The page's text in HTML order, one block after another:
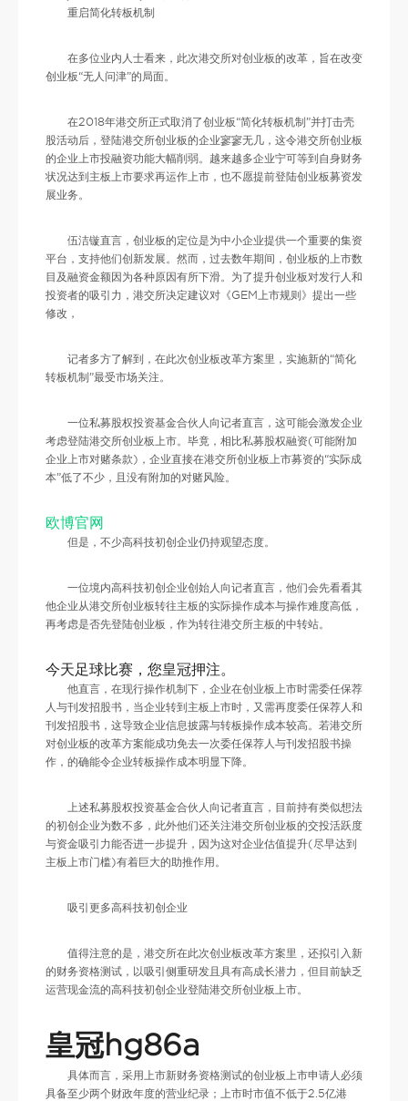
重启简化转板机制
在多位业内人士看来，此次港交所对创业板的改革，旨在改变
创业板“无人问津”的局面。
在2018年港交所正式取消了创业板“简化转板机制”并打击壳
股活动后，登陆港交所创业板的企业寥寥无几，这令港交所创业板
的企业上市投融资功能大幅削弱。越来越多企业宁可等到自身财务
状况达到主板上市要求再运作上市，也不愿提前登陆创业板募资发
展业务。
伍洁镟直言，创业板的定位是为中小企业提供一个重要的集资
平台，支持他们创新发展。然而，过去数年期间，创业板的上市数
目及融资金额因为各种原因有所下滑。为了提升创业板对发行人和
投资者的吸引力，港交所决定建议对《GEM上市规则》提出一些
修改，
记者多方了解到，在此次创业板改革方案里，实施新的“简化
转板机制”最受市场关注。
一位私募股权投资基金合伙人向记者直言，这可能会激发企业
考虑登陆港交所创业板上市。毕竟，相比私募股权融资(可能附加
企业上市对赌条款)，企业直接在港交所创业板上市募资的“实际成
本”低了不少，且没有附加的对赌风险。
欧博官网
但是，不少高科技初创企业仍持观望态度。
一位境内高科技初创企业创始人向记者直言，他们会先看看其
他企业从港交所创业板转往主板的实际操作成本与操作难度高低，
再考虑是否先登陆创业板，作为转往港交所主板的中转站。
今天足球比赛，您皇冠押注。
他直言，在现行操作机制下，企业在创业板上市时需委任保荐
人与刊发招股书，当企业转到主板上市时，又需再度委任保荐人和
刊发招股书，这导致企业信息披露与转板操作成本较高。若港交所
对创业板的改革方案能成功免去一次委任保荐人与刊发招股书操
作，的确能令企业转板操作成本明显下降。
上述私募股权投资基金合伙人向记者直言，目前持有类似想法
的初创企业为数不多，此外他们还关注港交所创业板的交投活跃度
与资金吸引力能否进一步提升，因为这对企业估值提升(尽早达到
主板上市门槛)有着巨大的助推作用。
吸引更多高科技初创企业
值得注意的是，港交所在此次创业板改革方案里，还拟引入新
的财务资格测试，以吸引侧重研发且具有高成长潜力，但目前缺乏
运营现金流的高科技初创企业登陆港交所创业板上市。
皇冠hg86a
具体而言，采用上市新财务资格测试的创业板上市申请人必须
具备至少两个财政年度的营业纪录；上市时市值不低于2.5亿港